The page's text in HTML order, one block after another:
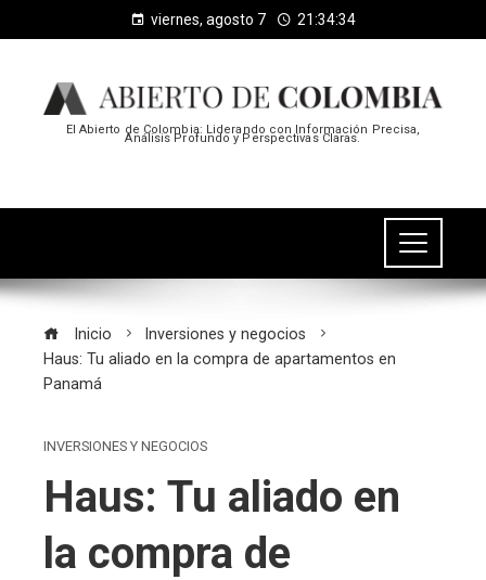
viernes, agosto 7 21:34:35
El Abierto de Colombia: Liderando con Información Precisa,
Análisis Profundo y Perspectivas Claras.
Inicio
Inversiones y negocios
Haus: Tu aliado en la compra de apartamentos en
Panamá
INVERSIONES Y NEGOCIOS
Haus: Tu aliado en
la compra de